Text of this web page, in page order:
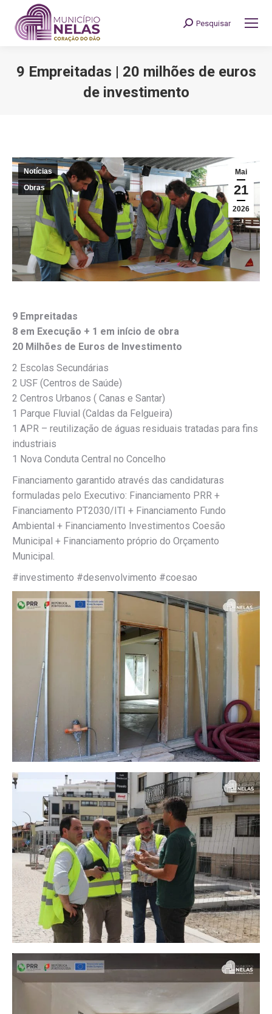
Search:
Pesquisar
9 Empreitadas | 20 milhões de euros
de investimento
Mai
21
2026
Notícias
Obras
9 Empreitadas
8 em Execução + 1 em início de obra
20 Milhões de Euros de Investimento
2 Escolas Secundárias
2 USF (Centros de Saúde)
2 Centros Urbanos ( Canas e Santar)
1 Parque Fluvial (Caldas da Felgueira)
1 APR – reutilização de águas residuais tratadas para fins
industriais
1 Nova Conduta Central no Concelho
Financiamento garantido através das candidaturas
formuladas pelo Executivo: Financiamento PRR +
Financiamento PT2030/ITI + Financiamento Fundo
Ambiental + Financiamento Investimentos Coesão
Municipal + Financiamento próprio do Orçamento
Municipal.
#investimento #desenvolvimento #coesao